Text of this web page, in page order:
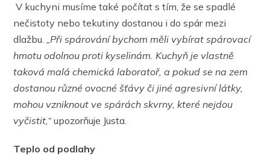
V kuchyni musíme také počítat s tím, že se spadlé
nečistoty nebo tekutiny dostanou i do spár mezi
dlažbu.„Při spárování bychom měli vybírat spárovací
hmotu odolnou proti kyselinám. Kuchyň je vlastně
taková malá chemická laboratoř, a pokud se na zem
dostanou různé ovocné šťávy či jiné agresivní látky,
mohou vzniknout ve spárách skvrny, které nejdou
vyčistit,“ upozorňuje Justa.
Teplo od podlahy